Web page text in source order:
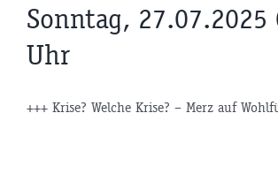
Sonntag, 27.07.2025
Uhr
+++ Krise? Welche Krise? – Merz auf